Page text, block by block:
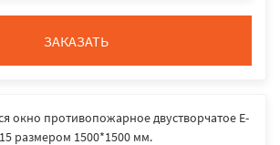
ЗАКАЗАТЬ